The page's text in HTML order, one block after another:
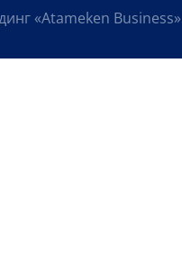
«Atameken Business»